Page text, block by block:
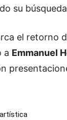
su
el retorno
a Emmanuel